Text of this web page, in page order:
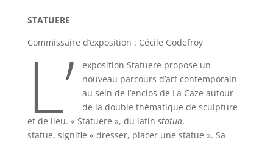
STATUERE
Commissaire d’exposition : Cécile Godefroy
L’
exposition Statuere propose un
nouveau parcours d’art contemporain
au sein de l’enclos de La Caze autour
de la double thématique de sculpture
et de lieu. « Statuere », du latin statua,
statue, signifie « dresser, placer une statue ». Sa